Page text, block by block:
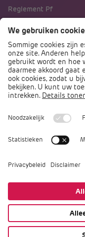
Reglement Pf
Direct naar
Podcast PO praat
Arbocatalogus PO
Arbomeester